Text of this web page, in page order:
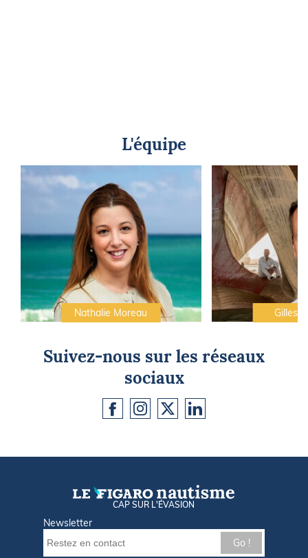
L'équipe
Nathalie Moreau Gilles
Suivez-nous sur les réseaux
sociaux
CAP SUR L'ÉVASION
Newsletter
Go !